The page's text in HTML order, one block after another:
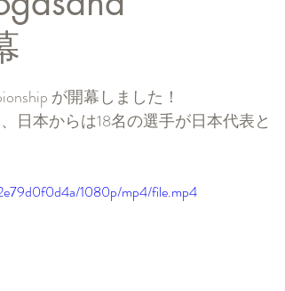
が開幕しました！
日本からは18名の選手が日本代表と
1080p/mp4/file.mp4